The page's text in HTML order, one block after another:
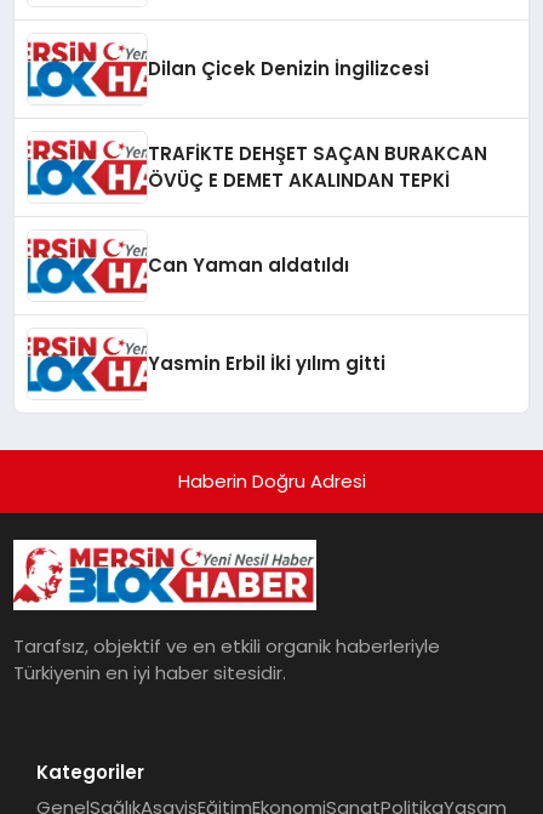
Dilan Çicek Denizin İngilizcesi
TRAFİKTE DEHŞET SAÇAN BURAKCAN
ÖVÜÇ E DEMET AKALINDAN TEPKİ
Can Yaman aldatıldı
Yasmin Erbil İki yılım gitti
Haberin Doğru Adresi
Tarafsız, objektif ve en etkili organik haberleriyle
Türkiyenin en iyi haber sitesidir.
Kategoriler
GenelSağlıkAsayişEğitimEkonomiSanatPolitikaYaşam